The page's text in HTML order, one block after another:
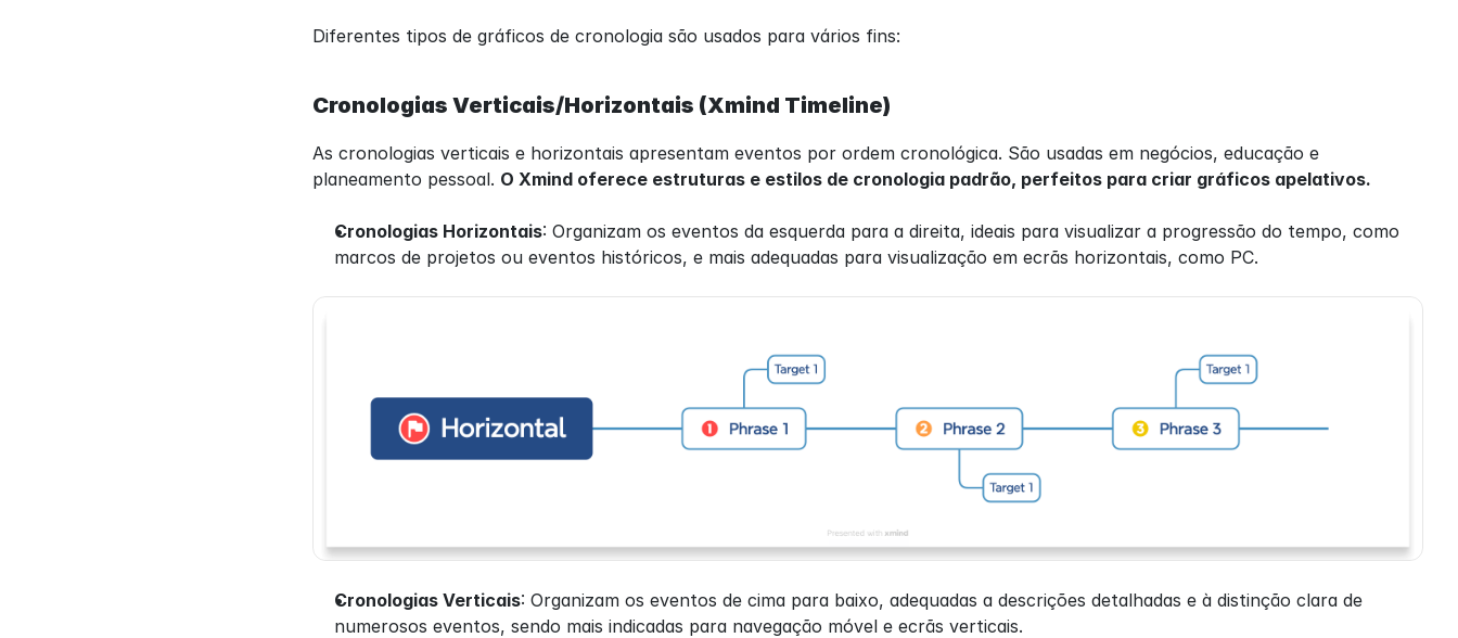
Diferentes tipos de gráficos de cronologia são usados para vários fins:
Cronologias Verticais/Horizontais (Xmind Timeline)
As cronologias verticais e horizontais apresentam eventos por ordem cronológica. São usadas em negócios, educação e
planeamento pessoal. O Xmind oferece estruturas e estilos de cronologia padrão, perfeitos para criar gráficos apelativos.
Cronologias Horizontais: Organizam os eventos da esquerda para a direita, ideais para visualizar a progressão do tempo, como
marcos de projetos ou eventos históricos, e mais adequadas para visualização em ecrãs horizontais, como PC.
Cronologias Verticais: Organizam os eventos de cima para baixo, adequadas a descrições detalhadas e à distinção clara de
numerosos eventos, sendo mais indicadas para navegação móvel e ecrãs verticais.